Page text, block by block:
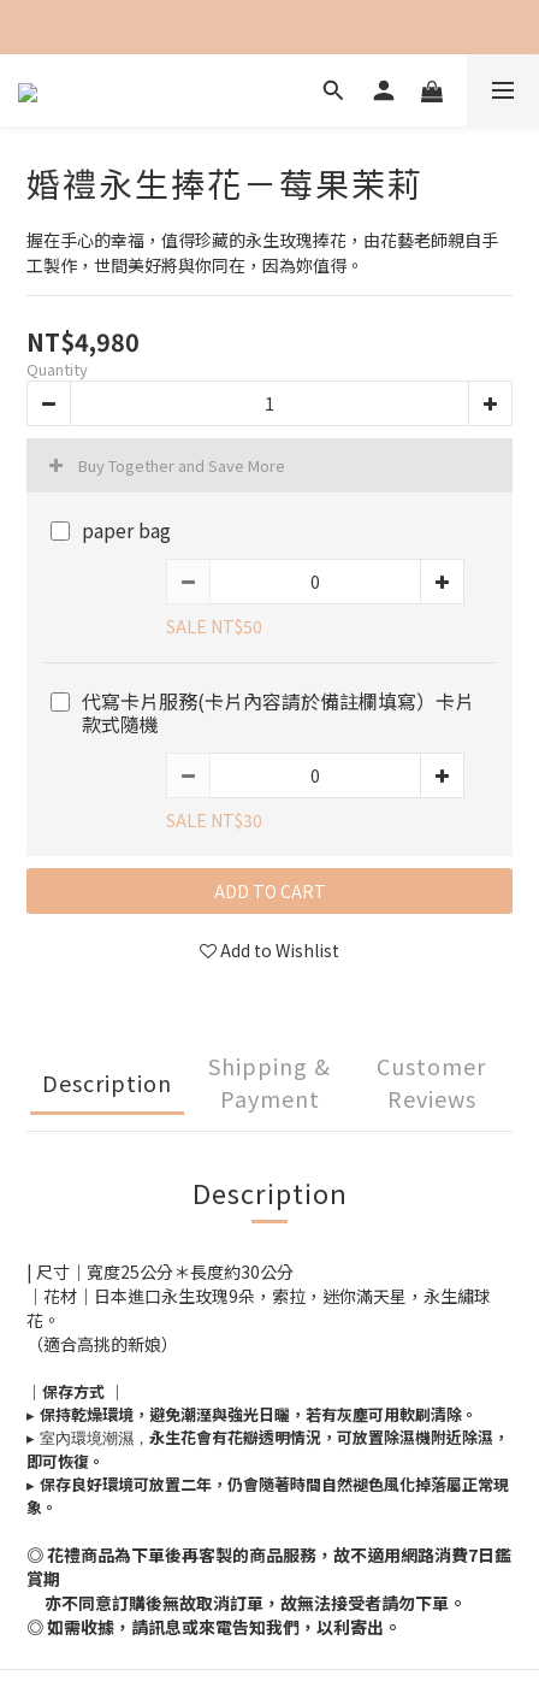
加入會員即可享用購物金100元折抵
婚禮永生捧花－莓果茉莉
握在手心的幸福，值得珍藏的永生玫瑰捧花，由花藝老師親自手
工製作，世間美好將與你同在，因為妳值得。
NT$4,980
Quantity
Buy Together and Save More
paper bag
SALE NT$50
代寫卡片服務(卡片內容請於備註欄填寫）卡片
款式隨機
SALE NT$30
ADD TO CART
Add to Wishlist
Description
Shipping &
Payment
Customer
Reviews
Description
| 尺寸｜寬度25公分＊長度約30公分
｜花材｜日本進口永生玫瑰9朵，索拉，迷你滿天星，永生繡球
花。
（適合高挑的新娘）
｜保存方式 ｜
▸ 保持乾燥環境，避免潮溼與強光日曬，若有灰塵可用軟刷清除。
▸ 室內環境潮濕， 永生花會有花瓣透明情況，可放置除濕機附近除濕，
即可恢復。
▸ 保存良好環境可放置二年，仍會隨著時間自然褪色風化掉落屬正常現
象。
◎ 花禮商品為下單後再客製的商品服務，故不適用網路消費7日鑑
賞期
亦不同意訂購後無故取消訂單，故無法接受者請勿下單。
◎ 如需收據，請訊息或來電告知我們，以利寄出。